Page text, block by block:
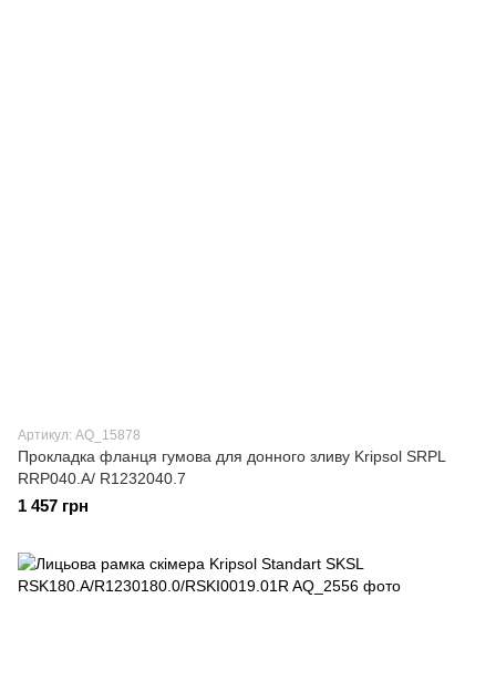
Артикул: AQ_15878
Прокладка фланця гумова для донного зливу Kripsol SRPL
RRP040.A/ R1232040.7
1 457 грн